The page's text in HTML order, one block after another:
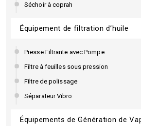
Séchoir à coprah
Équipement de filtration d’huile
Presse Filtrante avec Pompe
Filtre à feuilles sous pression
Filtre de polissage
Séparateur Vibro
Équipements de Génération de